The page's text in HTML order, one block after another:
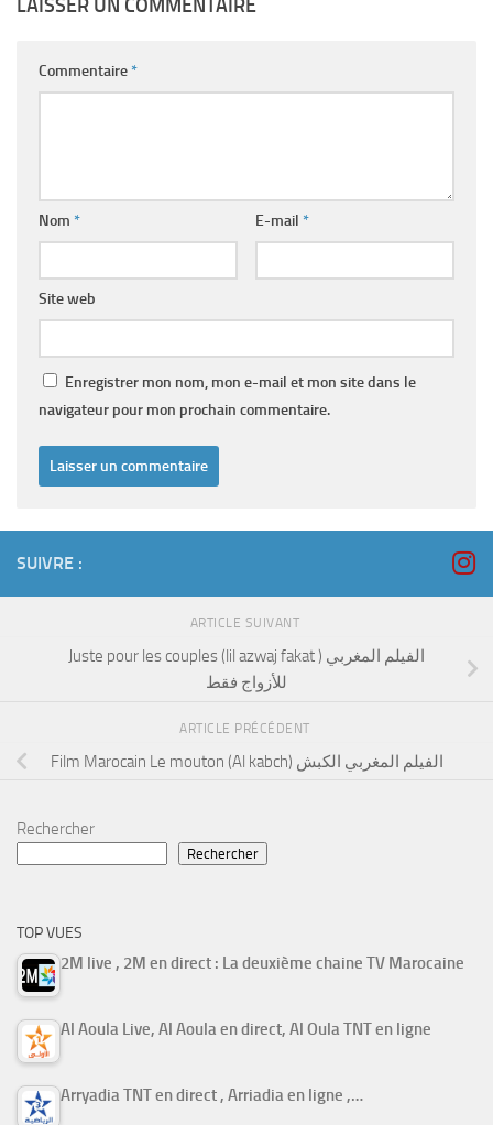
LAISSER UN COMMENTAIRE
Commentaire*
Nom * E-mail *
Site web
Enregistrer mon nom, mon e-mail et mon site dans le
navigateur pour mon prochain commentaire.
SUIVRE :
ARTICLE SUIVANT
Juste pour les couples (lil azwaj fakat ) الفيلم المغربي
للأزواج فقط
ARTICLE PRÉCÉDENT
Film Marocain Le mouton (Al kabch) الفيلم المغربي الكبش
Rechercher
Rechercher
TOP VUES
2M live , 2M en direct : La deuxième chaine TV Marocaine
Al Aoula Live, Al Aoula en direct, Al Oula TNT en ligne
Arryadia TNT en direct , Arriadia en ligne ,…